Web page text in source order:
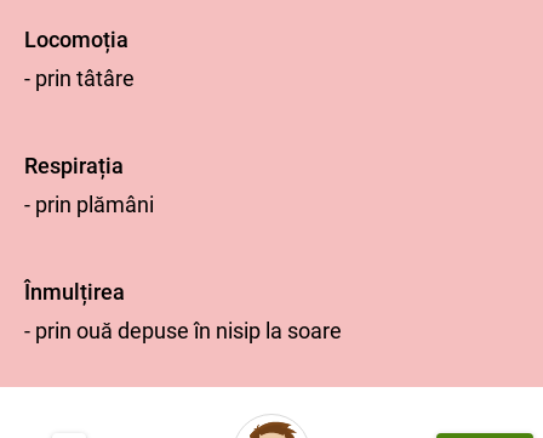
Locomoția
- prin tâtâre
Respirația
- prin plămâni
Înmulțirea
- prin ouă depuse în nisip la soare